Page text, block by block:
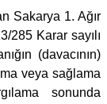
Sakarya 1. Ağır
285 Karar sayılı
(davacının)
veya sağlama
sonunda